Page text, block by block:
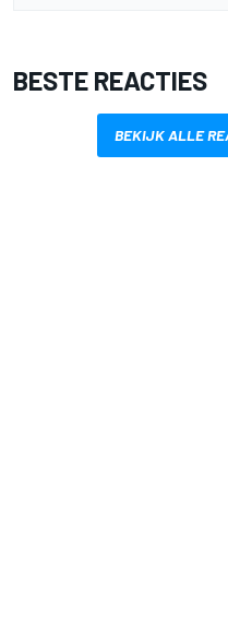
BESTE REACTIES
BEKIJK ALLE